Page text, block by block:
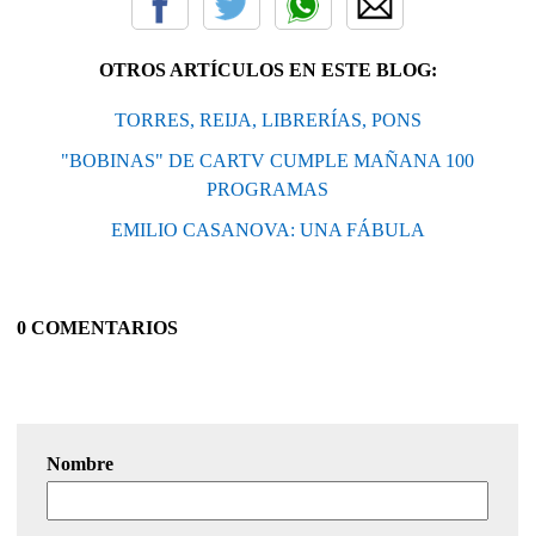
OTROS ARTÍCULOS EN ESTE BLOG:
TORRES, REIJA, LIBRERÍAS, PONS
"BOBINAS" DE CARTV CUMPLE MAÑANA 100
PROGRAMAS
EMILIO CASANOVA: UNA FÁBULA
0 COMENTARIOS
Nombre